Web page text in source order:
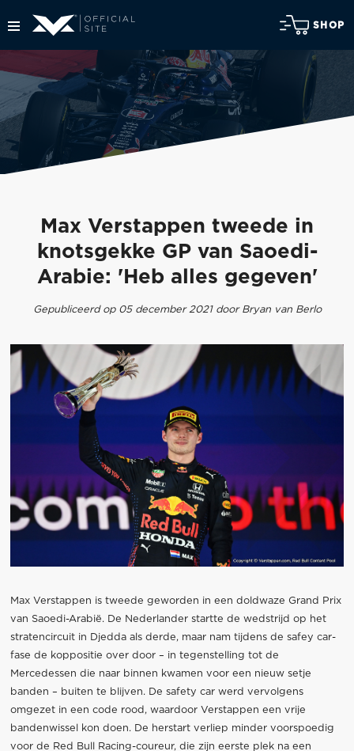
SHOP
Max Verstappen tweede in
knotsgekke GP van Saoedi-
Arabie: 'Heb alles gegeven'
Gepubliceerd op 05 december 2021 door Bryan van Berlo
Max Verstappen is tweede geworden in een doldwaze Grand Prix
van Saoedi-Arabië. De Nederlander startte de wedstrijd op het
stratencircuit in Djedda als derde, maar nam tijdens de safey car-
fase de koppositie over door – in tegenstelling tot de
Mercedessen die naar binnen kwamen voor een nieuw setje
banden – buiten te blijven. De safety car werd vervolgens
omgezet in een code rood, waardoor Verstappen een vrije
bandenwissel kon doen. De herstart verliep minder voorspoedig
voor de Red Bull Racing-coureur, die zijn eerste plek na een